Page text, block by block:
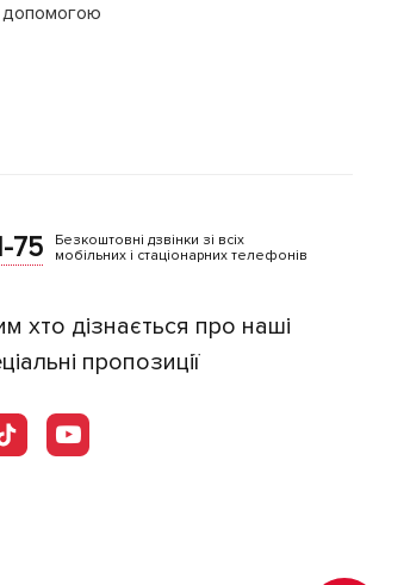
допомогою
75
Безкоштовні дзвінки зі всіх
мобільних і стаціонарних телефонів
хто дізнається про наші
пропозиції